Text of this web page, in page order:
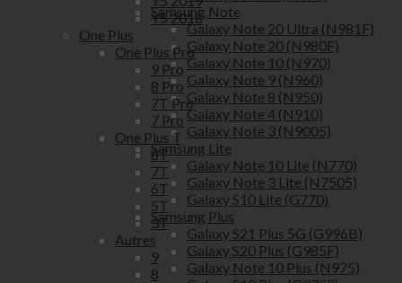
Samsung Note
Galaxy Note 20 Ultra (N981F)
Galaxy Note 20 (N980F)
Galaxy Note 10 (N970)
Galaxy Note 9 (N960)
Galaxy Note 8 (N950)
Galaxy Note 4 (N910)
Galaxy Note 3 (N9005)
Samsung Lite
Galaxy Note 10 Lite (N770)
Galaxy Note 3 Lite (N7505)
Galaxy S10 Lite (G770)
Samsung Plus
Galaxy S21 Plus 5G (G996B)
Galaxy S20 Plus (G985F)
Galaxy Note 10 Plus (N975)
Y5 2018
One Plus
One Plus Pro
9 Pro
8 Pro
7T Pro
7 Pro
One Plus T
8T
7T
6T
5T
3T
Autres
9
8